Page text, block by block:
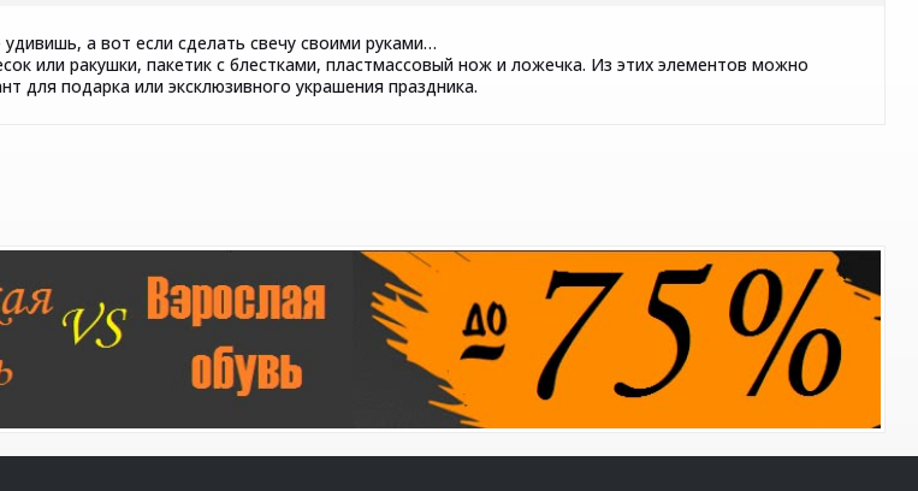
а вот если сделать свечу своими руками…
или ракушки, пакетик с блестками, пластмассовый нож и ложечка. Из этих элементов можно
для подарка или эксклюзивного украшения праздника.